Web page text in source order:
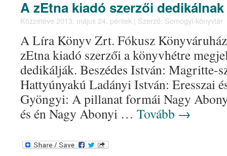
A zEtna kiadó szerzői dedikálnak
Közzétéve 2013. május 24. péntek | Szerző: Somogyi-könyvtár
A Líra Könyv Zrt. Fókusz
zEtna kiadó szerzői a könyvhétre
dedikálják. Beszédes István: Magritte-
Hattyúnyakú Ladányi István: Eresszai
Gyöngyi: A pillanat formái Nagy
és én Nagy Abonyi … Tovább →